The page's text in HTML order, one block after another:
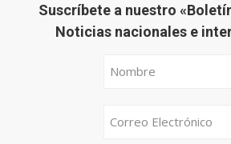
Suscríbete a nuestro
Noticias nacionales e